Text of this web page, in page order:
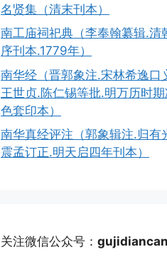
名贤集（清末刊本）
南工庙祠祀典（李奉翰纂辑.清
序刊本.1779年）
南华经（晋郭象注.宋林希逸口
王世贞.陈仁锡等批.明万历时
色套印本）
南华真经评注（郭象辑注.归有
震孟订正.明天启四年刊本）
关注微信公众号：